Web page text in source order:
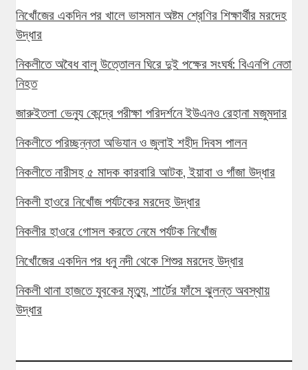
নিখোঁজের একদিন পর খালে ভাসমান অষ্টম শ্রেণির শিক্ষার্থীর মরদেহ
উদ্ধার
নিকলীতে অবৈধ বালু উত্তোলন ঘিরে দুই পক্ষের সংঘর্ষ: বিএনপি নেতা
নিহত
জারুইতলা ভেন্যু কেন্দ্রে পরীক্ষা পরিদর্শনে ইউএনও রেহানা মজুমদার
নিকলীতে পরিচ্ছন্নতা অভিযান ও জুলাই শহীদ দিবস পালন
নিকলীতে নারীসহ ৫ মাদক কারবারি আটক, ইয়াবা ও গাঁজা উদ্ধার
নিকলী হাওরে নিখোঁজ পর্যটকের মরদেহ উদ্ধার
নিকলীর হাওরে গোসল করতে নেমে পর্যটক নিখোঁজ
নিখোঁজের একদিন পর ধনু নদী থেকে শিশুর মরদেহ উদ্ধার
নিকলী থানা হাজতে যুবকের মৃত্যু, শার্টের ফাঁসে ঝুলন্ত অবস্থায়
উদ্ধার